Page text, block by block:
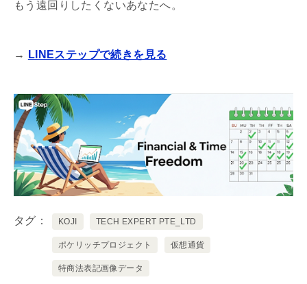
もう遠回りしたくないあなたへ。
→ LINEステップで続きを見る
タグ KOJI TECH EXPERT PTE_LTD
ポケリッチプロジェクト 仮想通貨
特商法表記画像データ